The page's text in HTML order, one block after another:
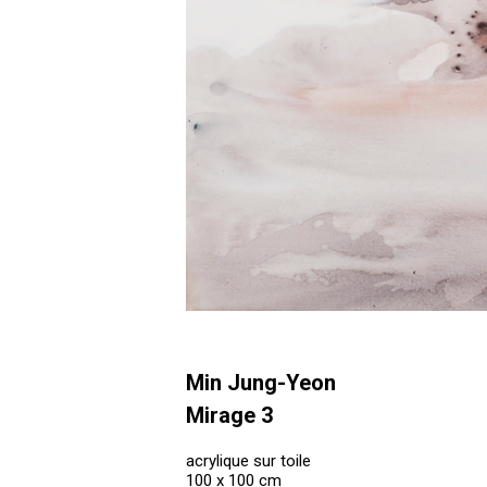
Min Jung-Yeon
Mirage 3
acrylique sur toile
100 x 100 cm